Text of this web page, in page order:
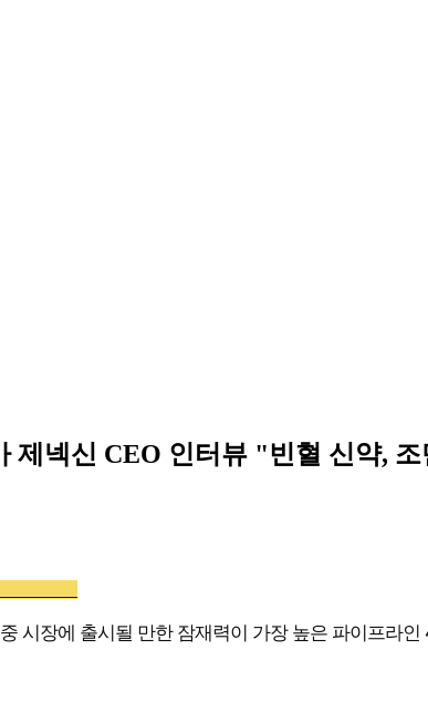
제넥신 CEO 인터뷰 "빈혈 신약,
시장에 출시될 만한 잠재력이 가장 높은 파이프라